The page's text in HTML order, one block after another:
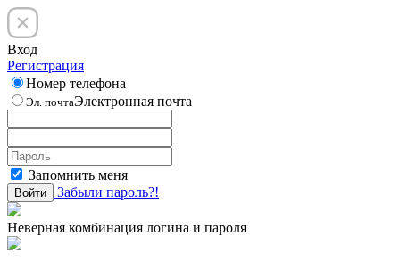
Вход
Регистрация
Номер телефона
Эл. почтаЭлектронная почта
Запомнить меня
Войти Забыли пароль?!
Неверная комбинация логина и пароля